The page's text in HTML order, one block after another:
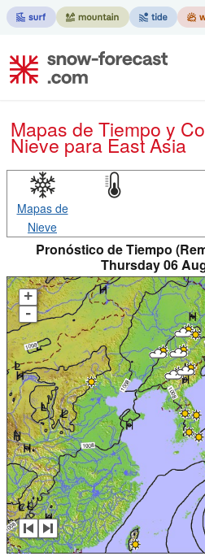
Mapas de Tiempo y Condiciones de
Nievepara East Asia
Mapas de
Nieve
Pronóstico de Tiempo
Thursday 06
+
-